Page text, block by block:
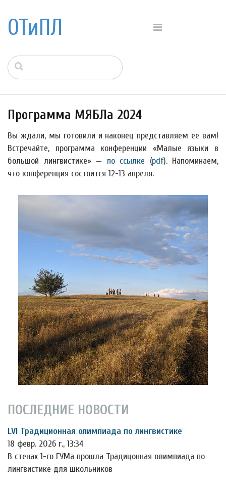
ОТиПЛ
Программа МЯБЛа 2024
Вы ждали, мы готовили и наконец представляем ее вам!
Встречайте, программа конференции «Малые языки в
большой лингвистике» — по ссылке (pdf). Напоминаем,
что конференция состоится 12-13 апреля.
ПОСЛЕДНИЕ НОВОСТИ
LVI Традиционная олимпиада по лингвистике
18 февр. 2026 г., 13:34
В стенах 1-го ГУМа прошла Традицонная олимпиада по
лингвистике для школьников